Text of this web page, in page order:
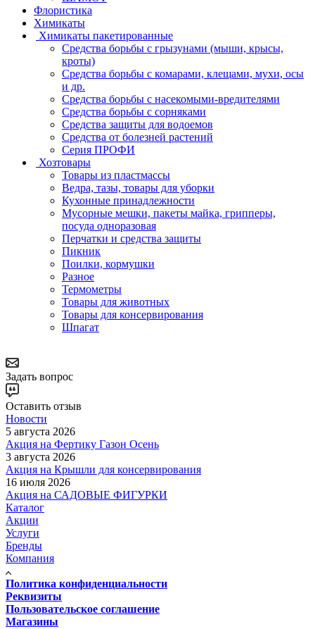
Флористика
Химикаты
Химикаты пакетированные
Средства борьбы с грызунами (мыши, крысы,
кроты)
Средства борьбы с комарами, клещами, мухи, осы
и др.
Средства борьбы с насекомыми-вредителями
Средства борьбы с сорняками
Средства защиты для водоемов
Средства от болезней растений
Серия ПРОФИ
Хозтовары
Товары из пластмассы
Ведра, тазы, товары для уборки
Кухонные принадлежности
Мусорные мешки, пакеты майка, грипперы,
посуда одноразовая
Перчатки и средства защиты
Пикник
Поилки, кормушки
Разное
Термометры
Товары для животных
Товары для консервирования
Шпагат
Задать вопрос
Оставить отзыв
Новости
5 августа 2026
Акция на Фертику Газон Осень
3 августа 2026
Акция на Крышли для консервирования
16 июля 2026
Акция на САДОВЫЕ ФИГУРКИ
Каталог
Акции
Услуги
Бренды
Компания
Политика конфиденциальности
Реквизиты
Пользовательское соглашение
Магазины